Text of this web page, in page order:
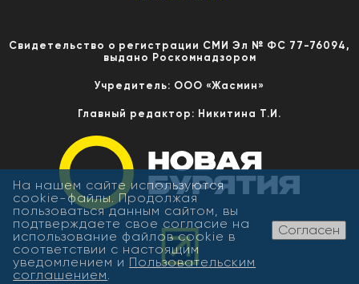
Свидетельство о регистрации СМИ Эл № ФС 77-76094,
выдано Роскомнадзором
Учредитель: ООО «Жасмин»
Главный редактор: Никитина Т.И.
На нашем сайте используются
cookie-файлы. Продолжая
пользоваться данным сайтом, вы
подтверждаете свое согласие на
использование файлов cookie в
соответствии с настоящим
уведомлением и Пользовательским
соглашением.
Согласен